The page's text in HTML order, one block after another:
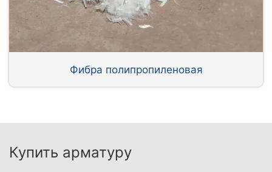
Фибра полипропиленовая
Купить арматуру